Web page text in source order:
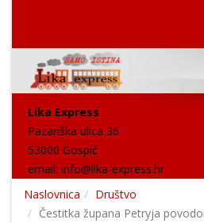
Lika Express
Pazariška ulica 36
53000 Gospić
email: info@lika-express.hr
Naslovnica
Društvo
Čestitka župana Petryja